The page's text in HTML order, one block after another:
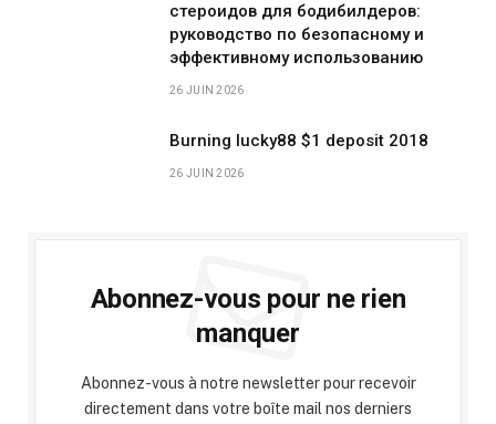
стероидов для бодибилдеров:
руководство по безопасному и
эффективному использованию
26 JUIN 2026
Burning lucky88 $1 deposit 2018
26 JUIN 2026
Abonnez-vous pour ne rien
manquer
Abonnez-vous à notre newsletter pour recevoir
directement dans votre boîte mail nos derniers